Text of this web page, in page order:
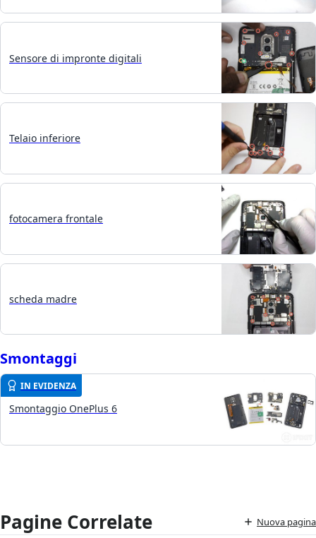
Sensore di impronte digitali
Telaio inferiore
fotocamera frontale
scheda madre
Smontaggi
IN EVIDENZA
Smontaggio OnePlus 6
Pagine Correlate Nuova pagina